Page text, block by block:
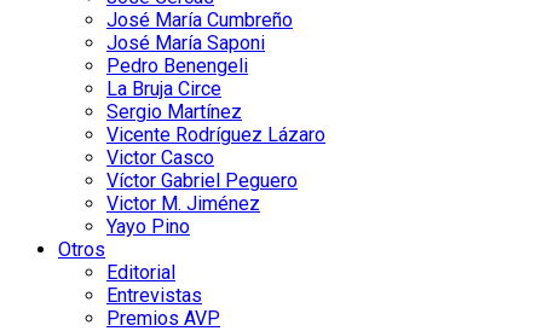
José María Cumbreño
José María Saponi
Pedro Benengeli
La Bruja Circe
Sergio Martínez
Vicente Rodríguez Lázaro
Victor Casco
Víctor Gabriel Peguero
Victor M. Jiménez
Yayo Pino
Otros
Editorial
Entrevistas
Premios AVP